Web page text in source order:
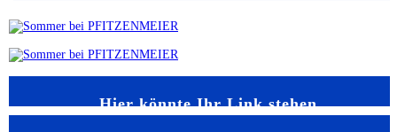
Hier könnte Ihr Link stehen